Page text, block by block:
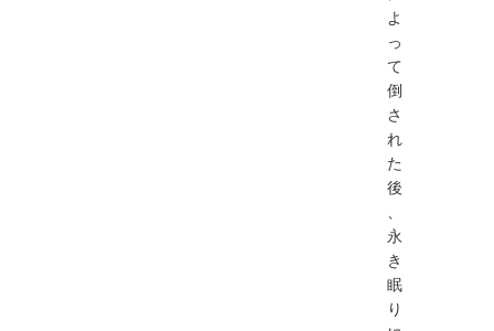
よ
っ
て
倒
さ
れ
た
後
、
永
き
眠
り